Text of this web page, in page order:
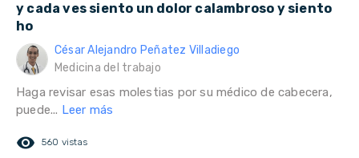
y cada ves siento un dolor calambroso y siento
ho
César Alejandro Peñatez Villadiego
Medicina del trabajo
Haga revisar esas molestias por su médico de cabecera,
puede... Leer más
remove_red_eye 560 vistas